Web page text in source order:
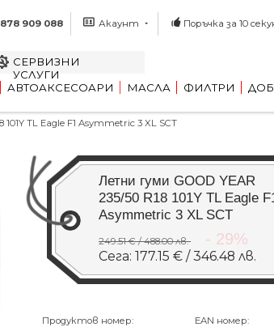
909 088 Акаунт Поръчка за 10
СЕРВИЗНИ
УСЛУГИ
АВТОАКСЕСОАРИ МАСЛА ФИЛТРИ
TL Eagle F1 Asymmetric 3 XL SCT
Летни гуми GOOD YEAR
235/50 R18 101Y TL Eagle
Asymmetric 3 XL SCT
249.51 € / 488.00 лв. - 29%
Сега: 177.15 € / 346.48 лв.
Продуктов номер: EAN номер: